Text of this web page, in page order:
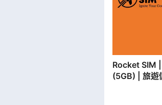
Rocket SIM | 台灣5日上網卡
(5GB) | 旅遊